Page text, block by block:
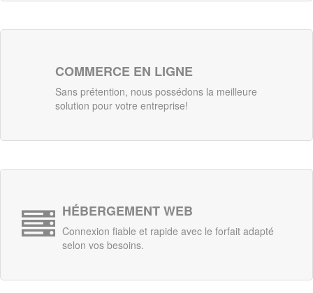
COMMERCE EN LIGNE
Sans prétention, nous possédons la meilleure
solution pour votre entreprise!
HÉBERGEMENT WEB
Connexion fiable et rapide avec le forfait adapté
selon vos besoins.